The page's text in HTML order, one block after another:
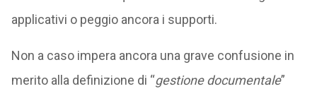
applicativi o peggio ancora i supporti.
Non a caso impera ancora una grave confusione in
merito alla definizione di “gestione documentale”